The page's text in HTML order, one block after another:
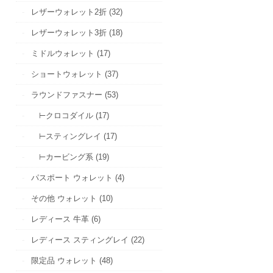
レザーウォレット2折 (32)
レザーウォレット3折 (18)
ミドルウォレット (17)
ショートウォレット (37)
ラウンドファスナー (53)
⊢クロコダイル (17)
⊢スティングレイ (17)
⊢カービング系 (19)
パスポート ウォレット (4)
その他 ウォレット (10)
レディース 牛革 (6)
レディース スティングレイ (22)
限定品 ウォレット (48)